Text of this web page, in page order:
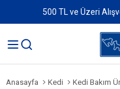
500 TL ve Üzeri
Anasayfa Kedi Kedi Bakım